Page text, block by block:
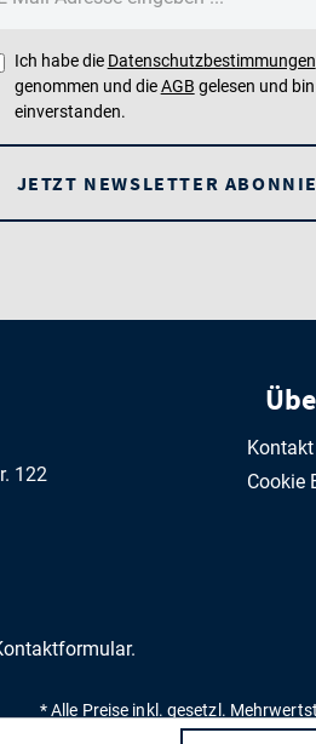
Ich habe die Datenschutzbestimmungen
genommen und dieAGB gelesen und
einverstanden.
JETZT NEWSLETTER
122
.
Kontakt
Cookie
* Alle Preise inkl. gesetzl.